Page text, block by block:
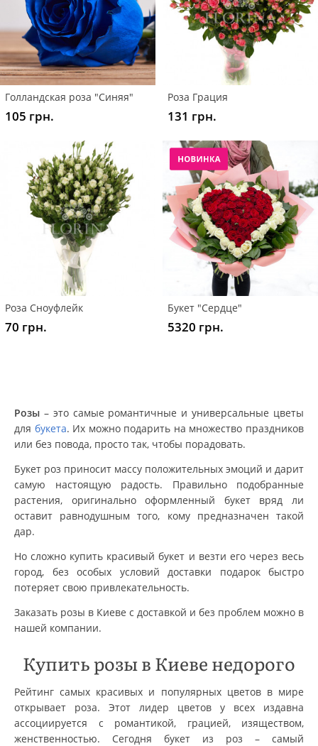
Голландская роза "Синяя"
105 грн.
Роза Грация
131 грн.
Роза Сноуфлейк
70 грн.
Букет "Сердце"
5320 грн.
Розы – это самые романтичные и универсальные цветы
для букета. Их можно подарить на множество праздников
или без повода, просто так, чтобы порадовать.
Букет роз приносит массу положительных эмоций и дарит
самую настоящую радость. Правильно подобранные
растения, оригинально оформленный букет вряд ли
оставит равнодушным того, кому предназначен такой
дар.
Но сложно купить красивый букет и везти его через весь
город, без особых условий доставки подарок быстро
потеряет свою привлекательность.
Заказать розы в Киеве с доставкой и без проблем можно в
нашей компании.
Купить розы в Киеве недорого
Рейтинг самых красивых и популярных цветов в мире
открывает роза. Этот лидер цветов у всех издавна
ассоциируется с романтикой, грацией, изяществом,
женственностью. Сегодня букет из роз – самый